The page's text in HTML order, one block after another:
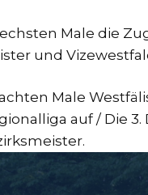
Male die
und
Male
auf / Die